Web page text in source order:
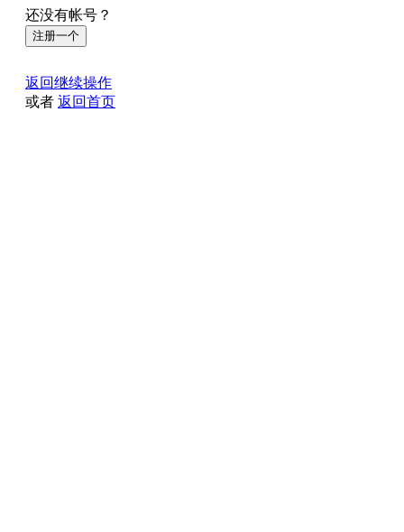
还没有帐号？
注册一个
返回继续操作
或者 返回首页